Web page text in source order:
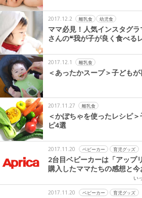
2017.12.2 離乳食 幼児食
ママ必見！人気インスタグ
さんの❝我が子が良く食べる
2017.12.1 離乳食
＜あったかスープ＞子ども
2017.11.27 離乳食
＜かぼちゃを使ったレシピ
ピ4選
2017.11.20 ベビーカー 育児グッズ
2台目ベビーカーは「アップ
購入したママたちの感想と
い
2017.11.20 ベビーカー 育児グッズ